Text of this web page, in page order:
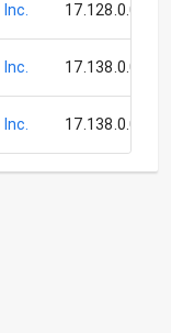
17.128.0.0/9
17.138.0.0/17
17.138.0.0/15